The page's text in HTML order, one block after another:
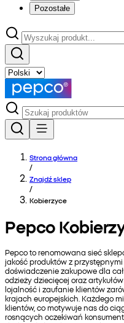
Pozostałe
Strona główna
/
Znajdź sklep
/
Kobierzyce
Pepco
Pepco to renomowana sieć
jakość produktów z
doświadczenie zakupowe dla
odzieży dziecięcej oraz
lojalność i zaufanie klientów
krajach europejskich. Każdego
klientów, co motywuje nas do
rosnących oczekiwań